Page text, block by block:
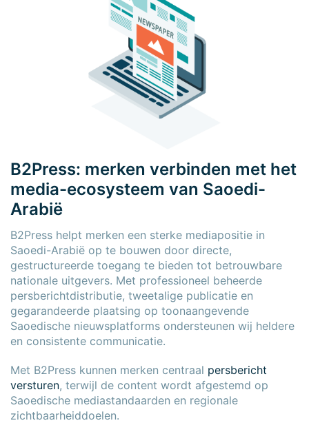
B2Press: merken verbinden met het
media-ecosysteem van Saoedi-
Arabië
B2Press helpt merken een sterke mediapositie in
Saoedi-Arabië op te bouwen door directe,
gestructureerde toegang te bieden tot betrouwbare
nationale uitgevers. Met professioneel beheerde
persberichtdistributie, tweetalige publicatie en
gegarandeerde plaatsing op toonaangevende
Saoedische nieuwsplatforms ondersteunen wij heldere
en consistente communicatie.
Met B2Press kunnen merken centraal persbericht
versturen, terwijl de content wordt afgestemd op
Saoedische mediastandaarden en regionale
zichtbaarheiddoelen.